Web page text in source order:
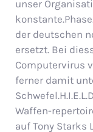
unser
der deutschen
ersetzt. Bei
Computervirus
ferner damit
Waffen-
auf Tony Starks